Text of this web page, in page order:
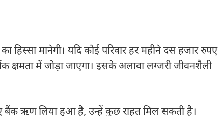
हिस्सा मानेगी। यदि कोई परिवार हर महीने दस हजार रुपए
क्षमता में जोड़ा जाएगा। इसके अलावा लग्जरी जीवनशैली
बैंक ऋण लिया हुआ है, उन्हें कुछ राहत मिल सकती है।